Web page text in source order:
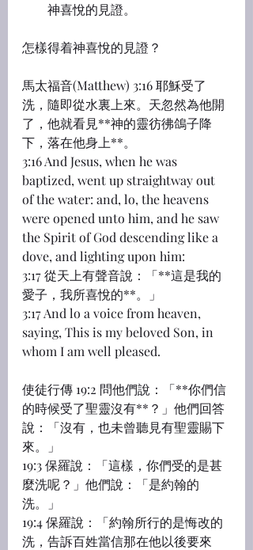
神喜悅的見證。
怎樣得着神喜悅的見證？
馬太福音(Matthew) 3:16 耶穌受了
洗，隨即從水裏上來。天忽然為他開
了，他就看見**神的靈彷彿鴿子降
下，落在他身上**。
3:16 And Jesus, when he was
baptized, went up straightway out
of the water: and, lo, the heavens
were opened unto him, and he saw
the Spirit of God descending like a
dove, and lighting upon him:
3:17 從天上有聲音說：「**這是我的
愛子，我所喜悅的**。」
3:17 And lo a voice from heaven,
saying, This is my beloved Son, in
whom I am well pleased.
使徒行傳 19:2 問他們說：「**你們信
的時候受了聖靈沒有**？」他們回答
說：「沒有，也未曾聽見有聖靈賜下
來。」
19:3 保羅說：「這樣，你們受的是甚
麼洗呢？」他們說：「是約翰的
洗。」
19:4 保羅說：「約翰所行的是悔改的
洗，告訴百姓當信那在他以後要來